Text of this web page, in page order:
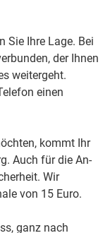
Sie Ihre Lage. Bei
der Ihnen
weitergeht.
einen
kommt Ihr
Auch für die An-
Wir
von 15 Euro.
ganz nach